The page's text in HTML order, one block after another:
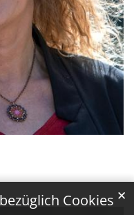
Cookies ✕